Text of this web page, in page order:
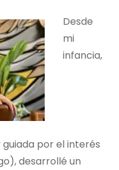
Desde
mi
infancia,
por el interés
desarrollé un